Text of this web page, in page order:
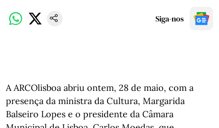
Siga-nos
A ARCOlisboa abriu ontem, 28 de maio, com a
presença da ministra da Cultura, Margarida
Balseiro Lopes e o presidente da Câmara